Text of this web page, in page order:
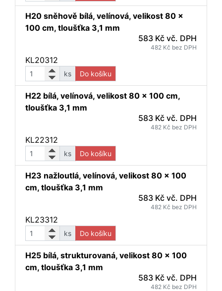
H20 sněhově bílá, velínová, velikost 80 x
100 cm, tloušťka 3,1 mm
583 Kč vč. DPH
482 Kč bez DPH
KL20312
ks Do košíku
H22 bílá, velínová, velikost 80 x 100 cm,
tloušťka 3,1 mm
583 Kč vč. DPH
482 Kč bez DPH
KL22312
ks Do košíku
H23 nažloutlá, velínová, velikost 80 x 100
cm, tloušťka 3,1 mm
583 Kč vč. DPH
482 Kč bez DPH
KL23312
ks Do košíku
H25 bílá, strukturovaná, velikost 80 x 100
cm, tloušťka 3,1 mm
583 Kč vč. DPH
482 Kč bez DPH